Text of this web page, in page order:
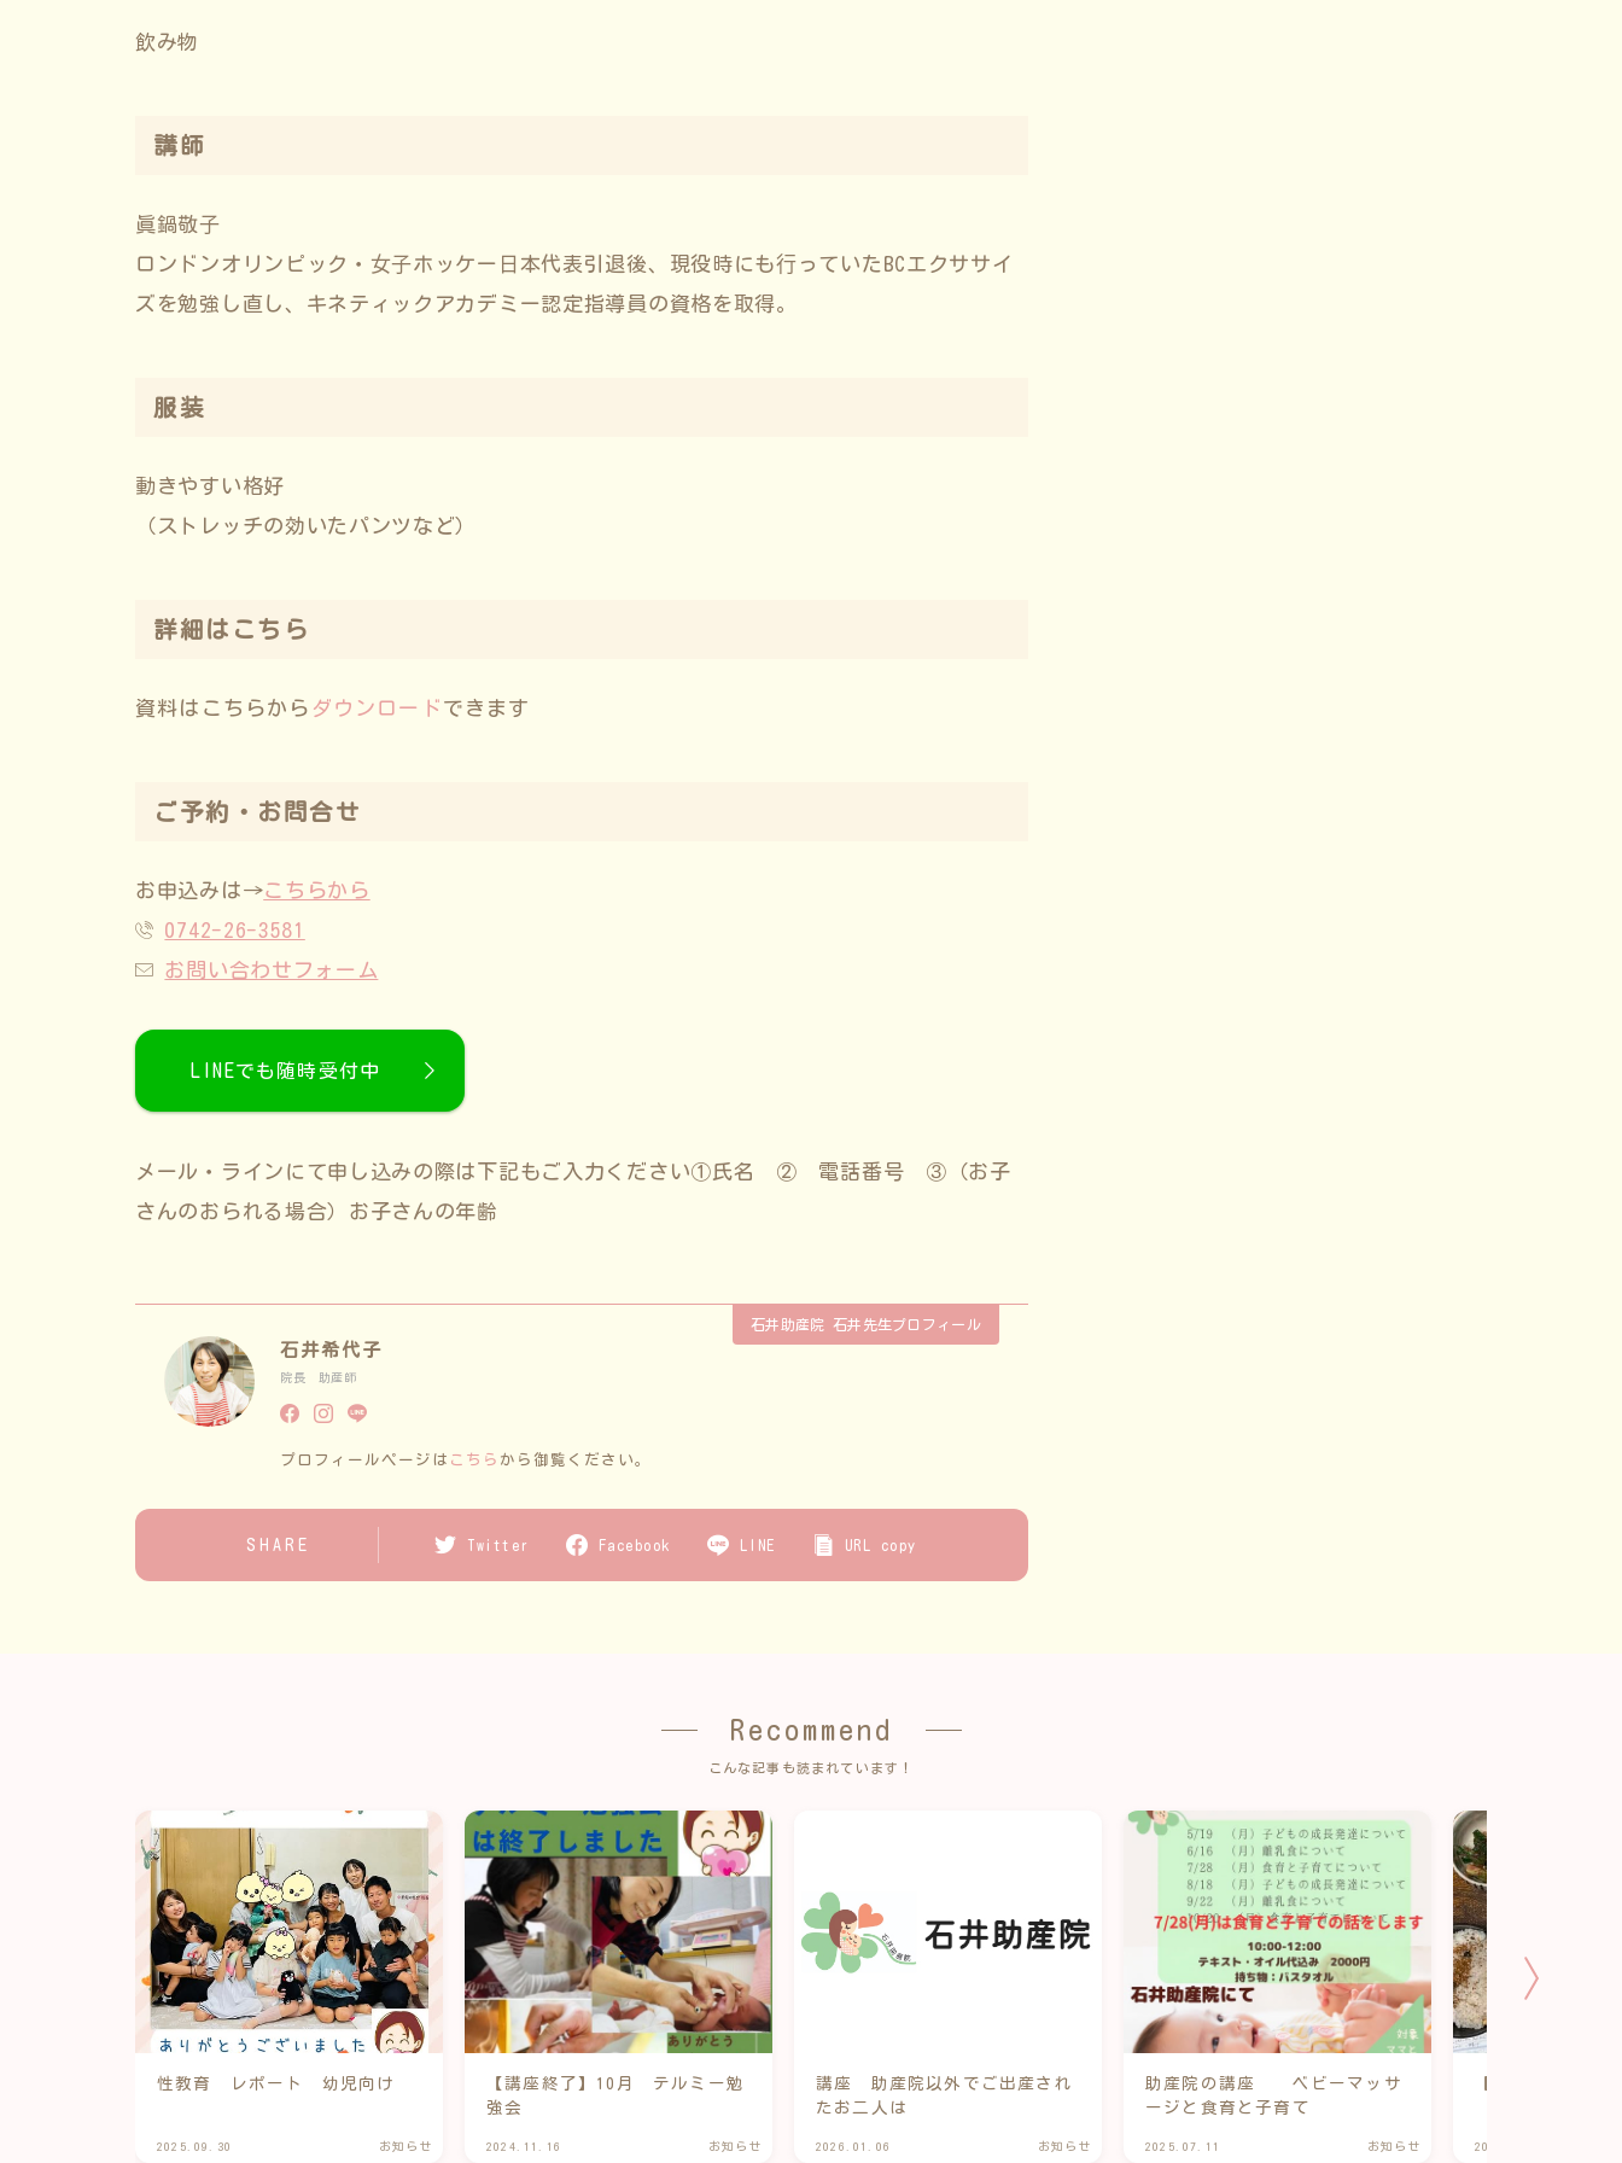
飲み物
講師
眞鍋敬⼦
ロンドンオリンピック・⼥⼦ホッケー⽇本代表引退後、現役時にも⾏っていたBCエクササイ
ズを勉強し直し、キネティックアカデミー認定指導員の資格を取得。
服装
動きやすい格好
（ストレッチの効いたパンツなど）
詳細はこちら
資料はこちらから ダウンロード できます
ご予約・お問合せ
お申込みは→こちらから
0742-26-3581
お問い合わせフォーム
LINEでも随時受付中
メール・ラインにて申し込みの際は下記もご入力ください①氏名 ② 電話番号 ③（お子
さんのおられる場合）お子さんの年齢
石井助産院 石井先生プロフィール
石井希代子
院長 助産師
プロフィールページは こちら から御覧ください。
SHARE Twitter Facebook LINE URL copy
Recommend
こんな記事も読まれています！
性教育 レポート 幼児向け
2025.09.30 お知らせ
【講座終了】10月 テルミー勉
強会
2024.11.16 お知らせ
講座 助産院以外でご出産され
たお二人は
2026.01.06 お知らせ
助産院の講座 ベビーマッサ
ージと食育と子育て
2025.07.11 お知らせ 2025.03.04